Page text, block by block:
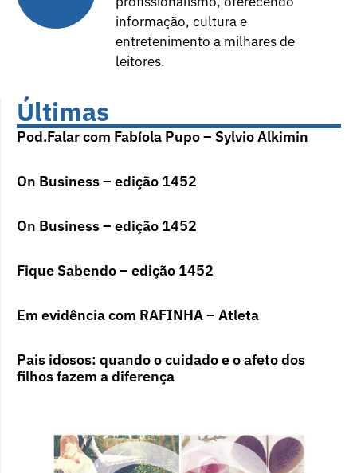
informação, cultura e
entretenimento a milhares de
leitores.
Últimas
Pod.Falar com Fabíola Pupo – Sylvio Alkimin
On Business – edição 1452
On Business – edição 1452
Fique Sabendo – edição 1452
Em evidência com RAFINHA – Atleta
Pais idosos: quando o cuidado e o afeto dos
filhos fazem a diferença